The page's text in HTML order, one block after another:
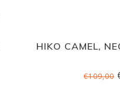
HIKO CAMEL,
€109,00